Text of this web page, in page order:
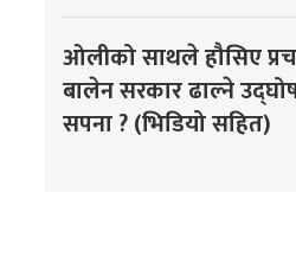
ओलीको साथले हौसिए
बालेन सरकार ढाल्ने
सपना ? (भिडियो सहित)